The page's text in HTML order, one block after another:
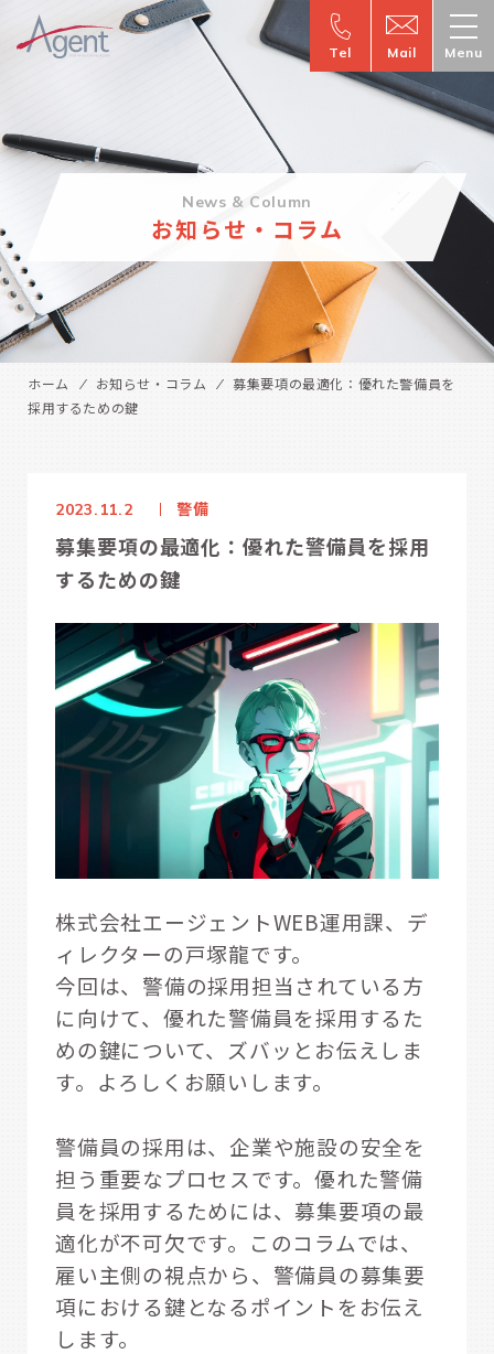
Tel Mail Menu
News & Column
お知らせ・コラム
ホーム お知らせ・コラム
募集要項の最適化：優れた警備員を
採用するための鍵
2023.11.2 警備
募集要項の最適化：優れた警備員を採用
するための鍵
株式会社エージェントWEB運用課、デ
ィレクターの戸塚龍です。
今回は、警備の採用担当されている方
に向けて、優れた警備員を採用するた
めの鍵について、ズバッとお伝えしま
す。よろしくお願いします。
警備員の採用は、企業や施設の安全を
担う重要なプロセスです。優れた警備
員を採用するためには、募集要項の最
適化が不可欠です。このコラムでは、
雇い主側の視点から、警備員の募集要
項における鍵となるポイントをお伝え
します。